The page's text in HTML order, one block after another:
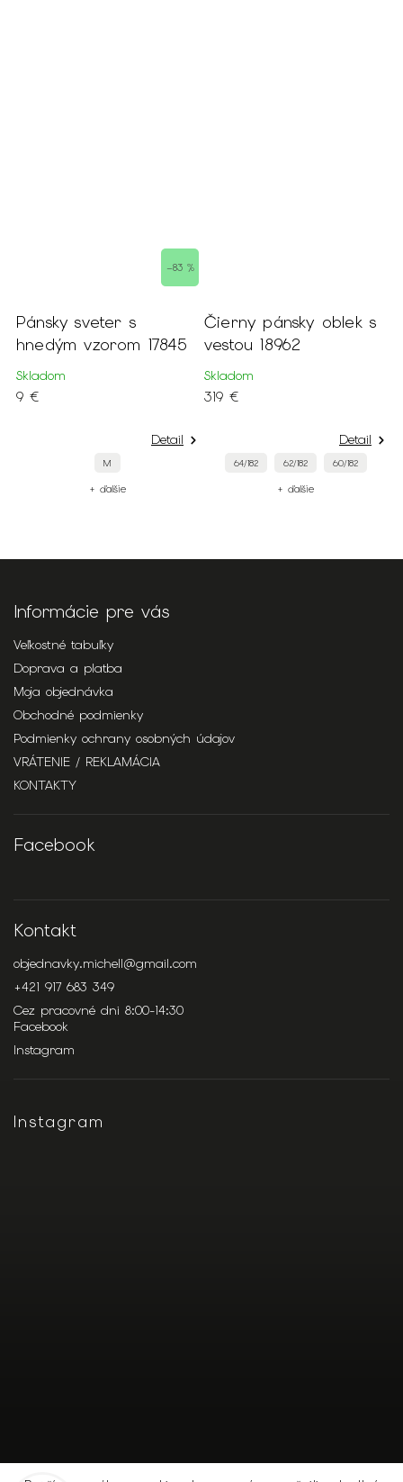
–83 %
Pánsky sveter s
hnedým vzorom 17845
Skladom
9 €
Detail
M
+ ďalšie
Čierny pánsky oblek s
vestou 18962
Skladom
319 €
Detail
64/182 62/182 60/182
+ ďalšie
Informácie pre vás
Veľkostné tabuľky
Doprava a platba
Moja objednávka
Obchodné podmienky
Podmienky ochrany osobných údajov
VRÁTENIE / REKLAMÁCIA
KONTAKTY
Facebook
Kontakt
objednavky.michell@gmail.com
+421 917 683 349
Cez pracovné dni 8:00-14:30
Facebook
Instagram
Instagram